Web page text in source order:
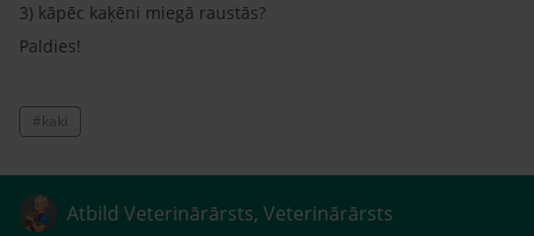
3) kāpēc kaķēni miegā raustās?
Paldies!
#kaki
Atbild Veterinārārsts, Veterinārārsts